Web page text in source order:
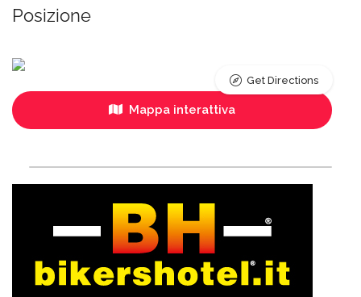
Posizione
Mappa interattiva
Get Directions